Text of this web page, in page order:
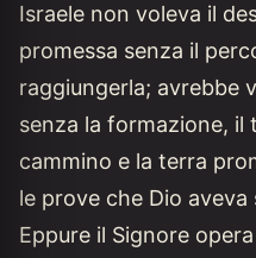
Israele non voleva il
promessa senza il
raggiungerla; avrebbe
senza la formazione, il
cammino e la terra
le prove che Dio
Eppure il Signore